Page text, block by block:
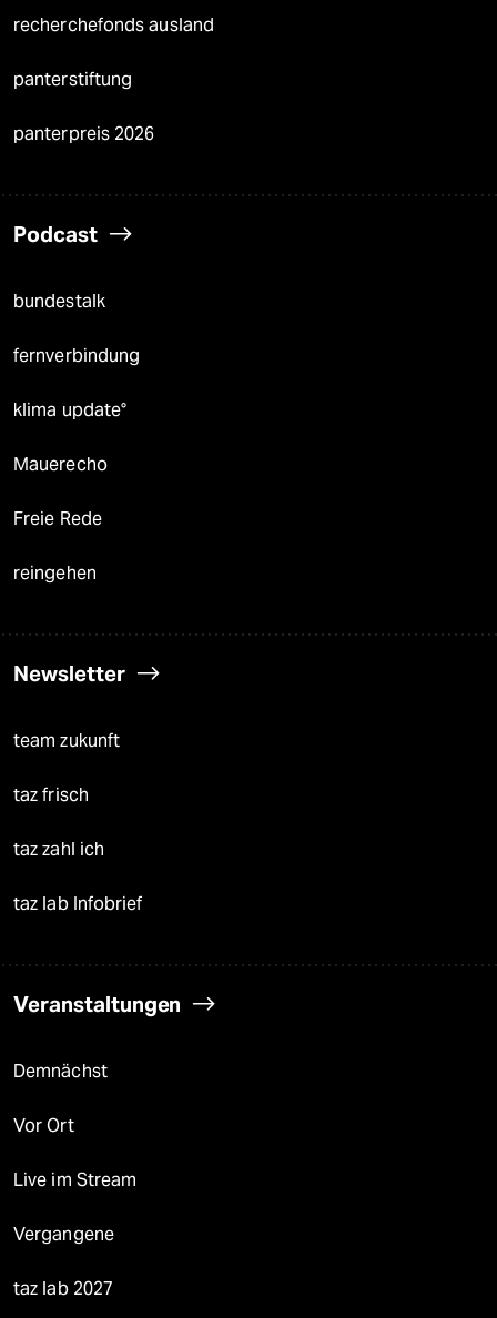
recherchefonds ausland
panterstiftung
panterpreis 2026
Podcast
bundestalk
fernverbindung
klima update°
Mauerecho
Freie Rede
reingehen
Newsletter
team zukunft
taz frisch
taz zahl ich
taz lab Infobrief
Veranstaltungen
Demnächst
Vor Ort
Live im Stream
Vergangene
taz lab 2027